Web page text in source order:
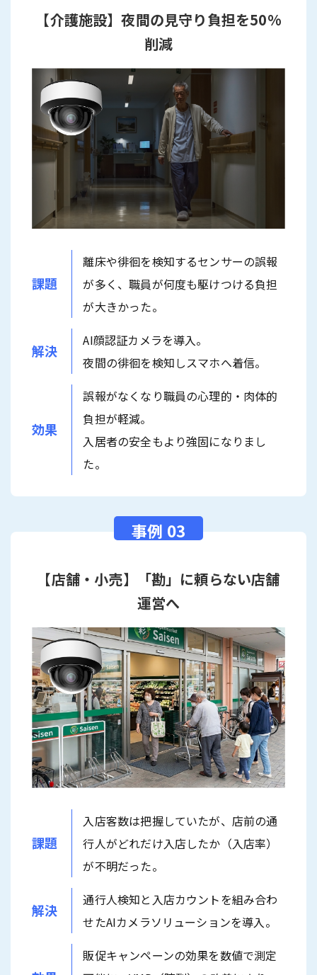
【介護施設】夜間の見守り負担を50%
削減
課題
離床や徘徊を検知するセンサーの誤報
が多く、職員が何度も駆けつける負担
が大きかった。
解決
AI顔認証カメラを導入。
夜間の徘徊を検知しスマホへ着信。
効果
誤報がなくなり職員の心理的・肉体的
負担が軽減。
入居者の安全もより強固になりまし
た。
【店舗・小売】「勘」に頼らない店舗
運営へ
課題
入店客数は把握していたが、店前の通
行人がどれだけ入店したか（入店率）
が不明だった。
解決
通行人検知と入店カウントを組み合わ
せたAIカメラソリューションを導入。
販促キャンペーンの効果を数値で測定